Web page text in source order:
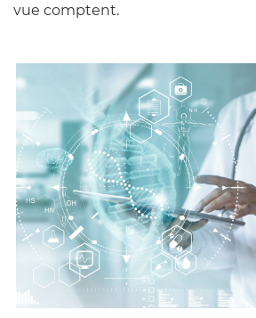
vue comptent.